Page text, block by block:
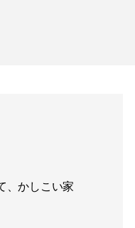
、かしこい家